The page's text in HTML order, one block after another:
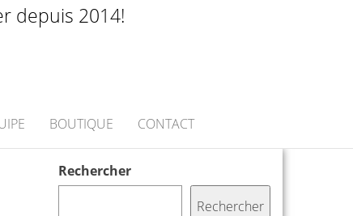
depuis 2014!
BOUTIQUE CONTACT
Rechercher
Rechercher